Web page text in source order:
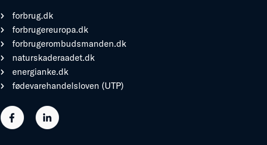
forbrug.dk
forbrugereuropa.dk
forbrugerombudsmanden.dk
naturskaderaadet.dk
energianke.dk
fødevarehandelsloven (UTP)